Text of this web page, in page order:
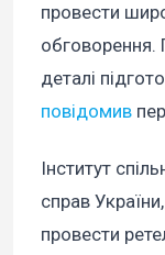
провести
обговорення.
деталі
повідомив
Інститут
справ
провести